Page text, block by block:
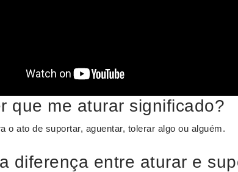
que me aturar significado?
o ato de suportar, aguentar, tolerar algo ou alguém.
diferença entre aturar e